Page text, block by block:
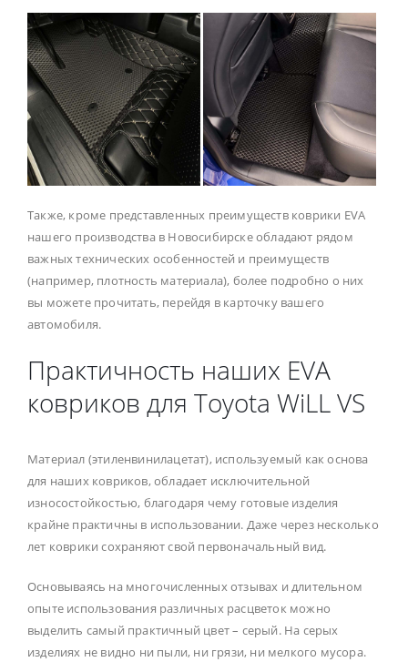
Также, кроме представленных преимуществ коврики EVA
нашего производства в Новосибирске обладают рядом
важных технических особенностей и преимуществ
(например, плотность материала), более подробно о них
вы можете прочитать, перейдя в карточку вашего
автомобиля.
Практичность наших EVA
ковриков для Toyota WiLL VS
Материал (этиленвинилацетат), используемый как основа
для наших ковриков, обладает исключительной
износостойкостью, благодаря чему готовые изделия
крайне практичны в использовании. Даже через несколько
лет коврики сохраняют свой первоначальный вид.
Основываясь на многочисленных отзывах и длительном
опыте использования различных расцветок можно
выделить самый практичный цвет – серый. На серых
изделиях не видно ни пыли, ни грязи, ни мелкого мусора.